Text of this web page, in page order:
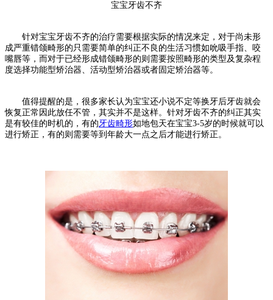
宝宝牙齿不齐
针对宝宝牙齿不齐的治疗需要根据实际的情况来定，对于尚未形
成严重错颌畸形的只需要简单的纠正不良的生活习惯如吮吸手指、咬
嘴唇等，而对于已经形成错颌畸形的则需要按照畸形的类型及复杂程
度选择功能型矫治器、活动型矫治器或者固定矫治器等。
值得提醒的是，很多家长认为宝宝还小说不定等换牙后牙齿就会
恢复正常因此放任不管，其实并不是这样。针对牙齿不齐的纠正其实
是有较佳的时机的，有的牙齿畸形如地包天在宝宝3-5岁的时候就可以
进行矫正，有的则需要等到年龄大一点之后才能进行矫正。